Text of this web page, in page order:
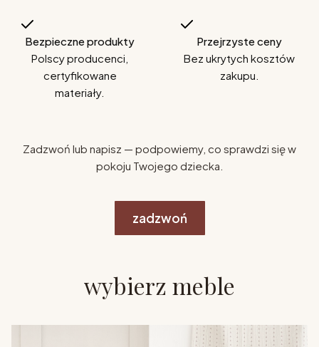
Bezpieczne produkty
Polscy producenci,
certyfikowane
materiały.
Przejrzyste ceny
Bez ukrytych kosztów
zakupu.
Zadzwoń lub napisz — podpowiemy, co sprawdzi się w
pokoju Twojego dziecka.
zadzwoń
wybierz meble